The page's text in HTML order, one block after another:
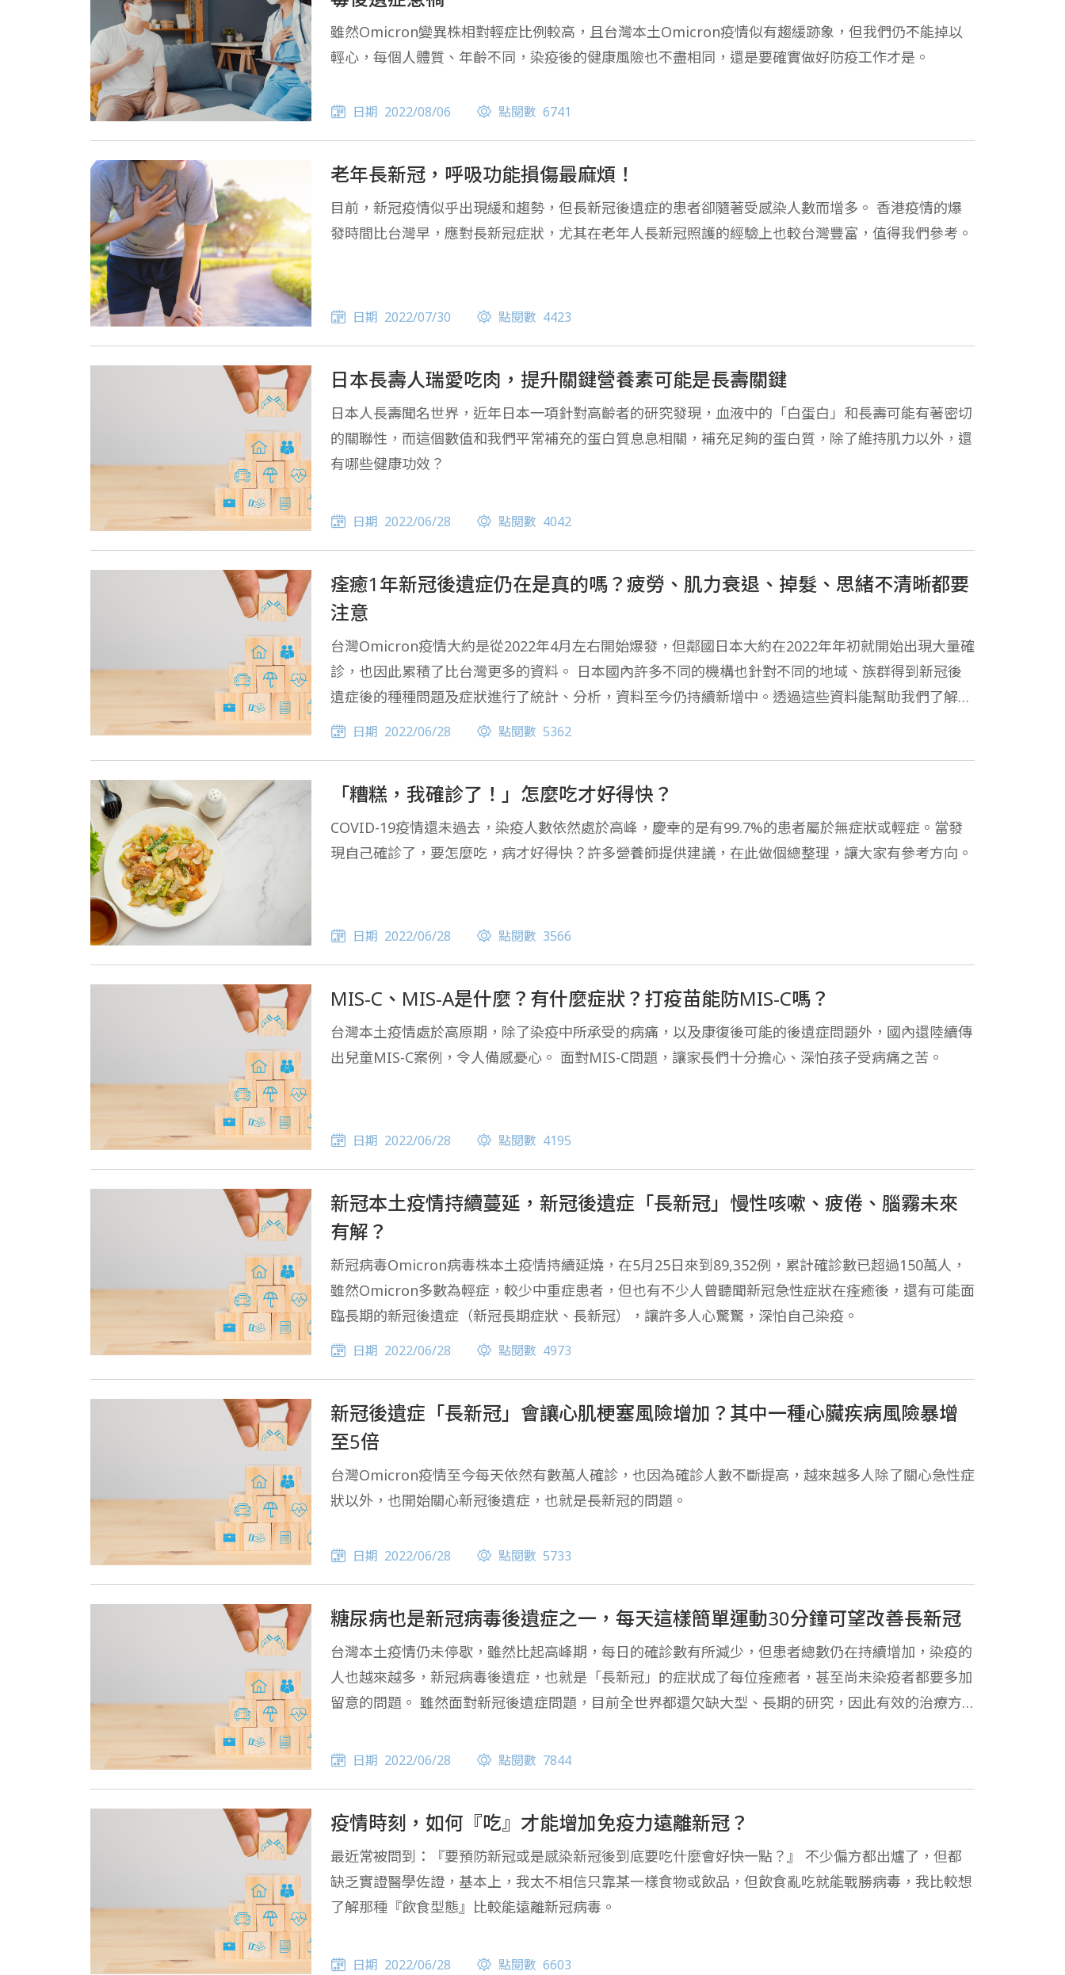
雖然Omicron變異株相對輕症比例較高，且台灣本土Omicron疫情似有趨緩跡象，但我們仍不能掉以
輕心，每個人體質、年齡不同，染疫後的健康風險也不盡相同，還是要確實做好防疫工作才是。
日期 2022/08/06 點閱數 6741
老年長新冠，呼吸功能損傷最麻煩！
目前，新冠疫情似乎出現緩和趨勢，但長新冠後遺症的患者卻隨著受感染人數而增多。 香港疫情的爆
發時間比台灣早，應對長新冠症狀，尤其在老年人長新冠照護的經驗上也較台灣豐富，值得我們參考。
日期 2022/07/30 點閱數 4423
日本長壽人瑞愛吃肉，提升關鍵營養素可能是長壽關鍵
日本人長壽聞名世界，近年日本一項針對高齡者的研究發現，血液中的「白蛋白」和長壽可能有著密切
的關聯性，而這個數值和我們平常補充的蛋白質息息相關，補充足夠的蛋白質，除了維持肌力以外，還
有哪些健康功效？
日期 2022/06/28 點閱數 4042
痊癒1年新冠後遺症仍在是真的嗎？疲勞、肌力衰退、掉髮、思緒不清晰都要
注意
台灣Omicron疫情大約是從2022年4月左右開始爆發，但鄰國日本大約在2022年年初就開始出現大量確
診，也因此累積了比台灣更多的資料。 日本國內許多不同的機構也針對不同的地域、族群得到新冠後
遺症後的種種問題及症狀進行了統計、分析，資料至今仍持續新增中。透過這些資料能幫助我們了解後
遺症各症狀比率，甚至還可以作為參考依據，幫助我們大致了解後遺症大約會持續多久等疑問。
日期 2022/06/28 點閱數 5362
「糟糕，我確診了！」怎麼吃才好得快？
COVID-19疫情還未過去，染疫人數依然處於高峰，慶幸的是有99.7%的患者屬於無症狀或輕症。當發
現自己確診了，要怎麼吃，病才好得快？許多營養師提供建議，在此做個總整理，讓大家有參考方向。
日期 2022/06/28 點閱數 3566
MIS-C、MIS-A是什麼？有什麼症狀？打疫苗能防MIS-C嗎？
台灣本土疫情處於高原期，除了染疫中所承受的病痛，以及康復後可能的後遺症問題外，國內還陸續傳
出兒童MIS-C案例，令人備感憂心。 面對MIS-C問題，讓家長們十分擔心、深怕孩子受病痛之苦。
日期 2022/06/28 點閱數 4195
新冠本土疫情持續蔓延，新冠後遺症「長新冠」慢性咳嗽、疲倦、腦霧未來
有解？
新冠病毒Omicron病毒株本土疫情持續延燒，在5月25日來到89,352例，累計確診數已超過150萬人，
雖然Omicron多數為輕症，較少中重症患者，但也有不少人曾聽聞新冠急性症狀在痊癒後，還有可能面
臨長期的新冠後遺症（新冠長期症狀、長新冠），讓許多人心驚驚，深怕自己染疫。
日期 2022/06/28 點閱數 4973
新冠後遺症「長新冠」會讓心肌梗塞風險增加？其中一種心臟疾病風險暴增
至5倍
台灣Omicron疫情至今每天依然有數萬人確診，也因為確診人數不斷提高，越來越多人除了關心急性症
狀以外，也開始關心新冠後遺症，也就是長新冠的問題。
日期 2022/06/28 點閱數 5733
糖尿病也是新冠病毒後遺症之一，每天這樣簡單運動30分鐘可望改善長新冠
台灣本土疫情仍未停歇，雖然比起高峰期，每日的確診數有所減少，但患者總數仍在持續增加，染疫的
人也越來越多，新冠病毒後遺症，也就是「長新冠」的症狀成了每位痊癒者，甚至尚未染疫者都要多加
留意的問題。 雖然面對新冠後遺症問題，目前全世界都還欠缺大型、長期的研究，因此有效的治療方
日期 2022/06/28 點閱數 7844
疫情時刻，如何『吃』才能增加免疫力遠離新冠？
最近常被問到：『要預防新冠或是感染新冠後到底要吃什麼會好快一點？』 不少偏方都出爐了，但都
缺乏實證醫學佐證，基本上，我太不相信只靠某一樣食物或飲品，但飲食亂吃就能戰勝病毒，我比較想
了解那種『飲食型態』比較能遠離新冠病毒。
日期 2022/06/28 點閱數 6603